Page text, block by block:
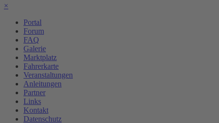
×
Portal
Forum
FAQ
Galerie
Marktplatz
Fahrerkarte
Veranstaltungen
Anleitungen
Partner
Links
Kontakt
Datenschutz